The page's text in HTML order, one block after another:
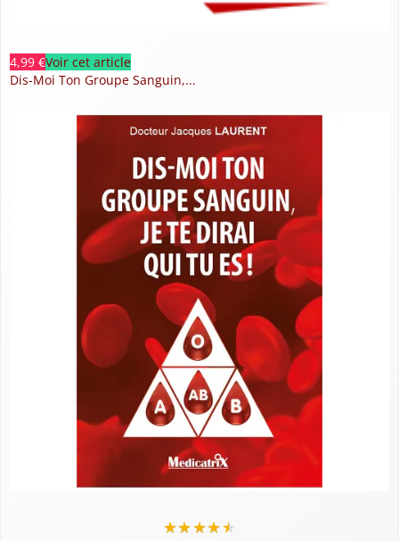
4,99 €Voir cet article
Dis-Moi Ton Groupe Sanguin,...
★★★★★